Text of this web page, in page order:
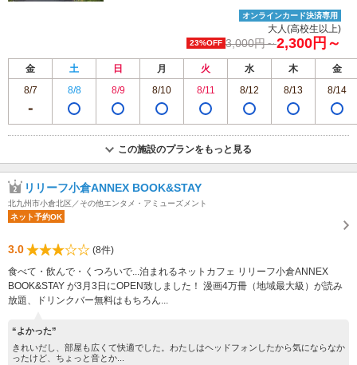
オンラインカード決済専用
大人(高校生以上)
23%OFF 3,000円～2,300円～
金 土 日 月 火 水 木
金
8/7
8/8 8/9 8/10 8/11 8/12 8/13 8/14
この施設のプランをもっと見る
リリーフ小倉ANNEX BOOK&STAY
北九州市小倉北区／その他エンタメ・アミューズメント
ネット予約OK
3.0
(8件)
食べて・飲んで・くつろいで...泊まれるネットカフェ リリーフ小倉ANNEX
BOOK&STAY が3月3日にOPEN致しました！ 漫画4万冊（地域最大級）が読み
放題、ドリンクバー無料はもちろん...
“よかった”
きれいだし、部屋も広くて快適でした。わたしはヘッドフォンしたから気にならなか
ったけど、ちょっと音とか...